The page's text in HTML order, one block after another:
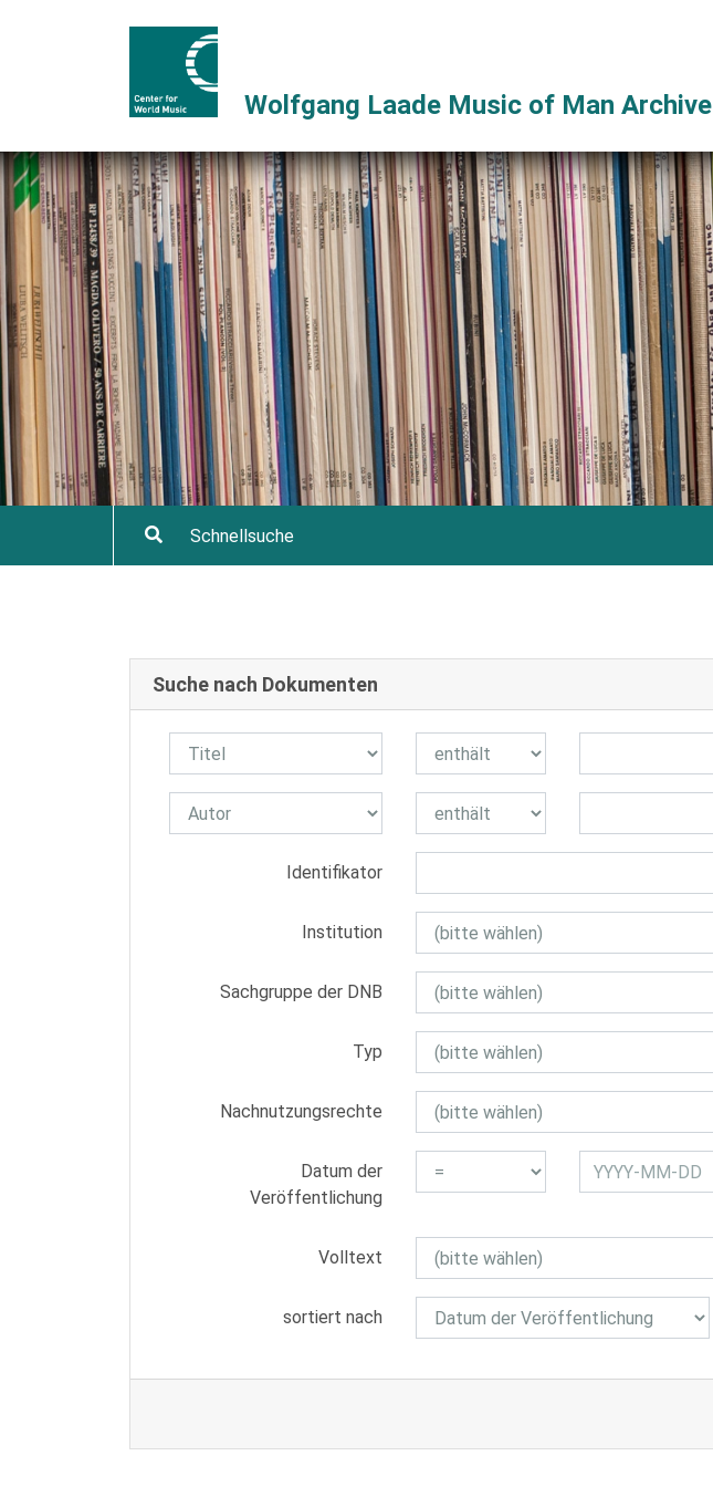
Wolfgang Laade Music of Man Archive
Suche nach Dokumenten
Identifikator
Institution
Sachgruppe der DNB
Typ
Nachnutzungsrechte
Datum der
Veröffentlichung
Volltext
sortiert nach